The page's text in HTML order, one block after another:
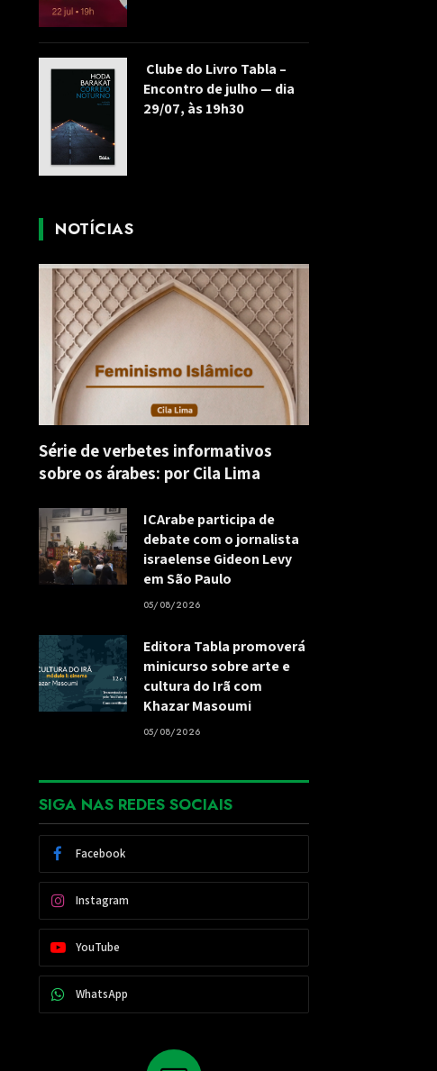
Clube do Livro Tabla –
Encontro de julho — dia
29/07, às 19h30
NOTÍCIAS
Série de verbetes informativos
sobre os árabes: por Cila Lima
ICArabe participa de
debate com o jornalista
israelense Gideon Levy
em São Paulo
05/08/2026
Editora Tabla promoverá
minicurso sobre arte e
cultura do Irã com
Khazar Masoumi
05/08/2026
SIGA NAS REDES SOCIAIS
Facebook
Instagram
YouTube
WhatsApp